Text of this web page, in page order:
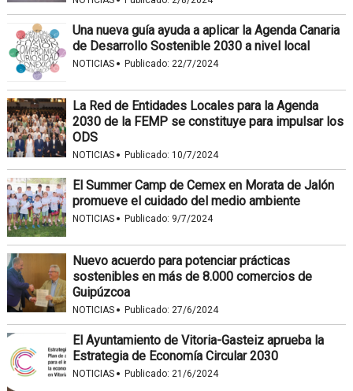
Una nueva guía ayuda a aplicar la Agenda Canaria
de Desarrollo Sostenible 2030 a nivel local
NOTICIAS · Publicado: 22/7/2024
La Red de Entidades Locales para la Agenda
2030 de la FEMP se constituye para impulsar los
ODS
NOTICIAS · Publicado: 10/7/2024
El Summer Camp de Cemex en Morata de Jalón
promueve el cuidado del medio ambiente
NOTICIAS · Publicado: 9/7/2024
Nuevo acuerdo para potenciar prácticas
sostenibles en más de 8.000 comercios de
Guipúzcoa
NOTICIAS · Publicado: 27/6/2024
El Ayuntamiento de Vitoria-Gasteiz aprueba la
Estrategia de Economía Circular 2030
NOTICIAS · Publicado: 21/6/2024